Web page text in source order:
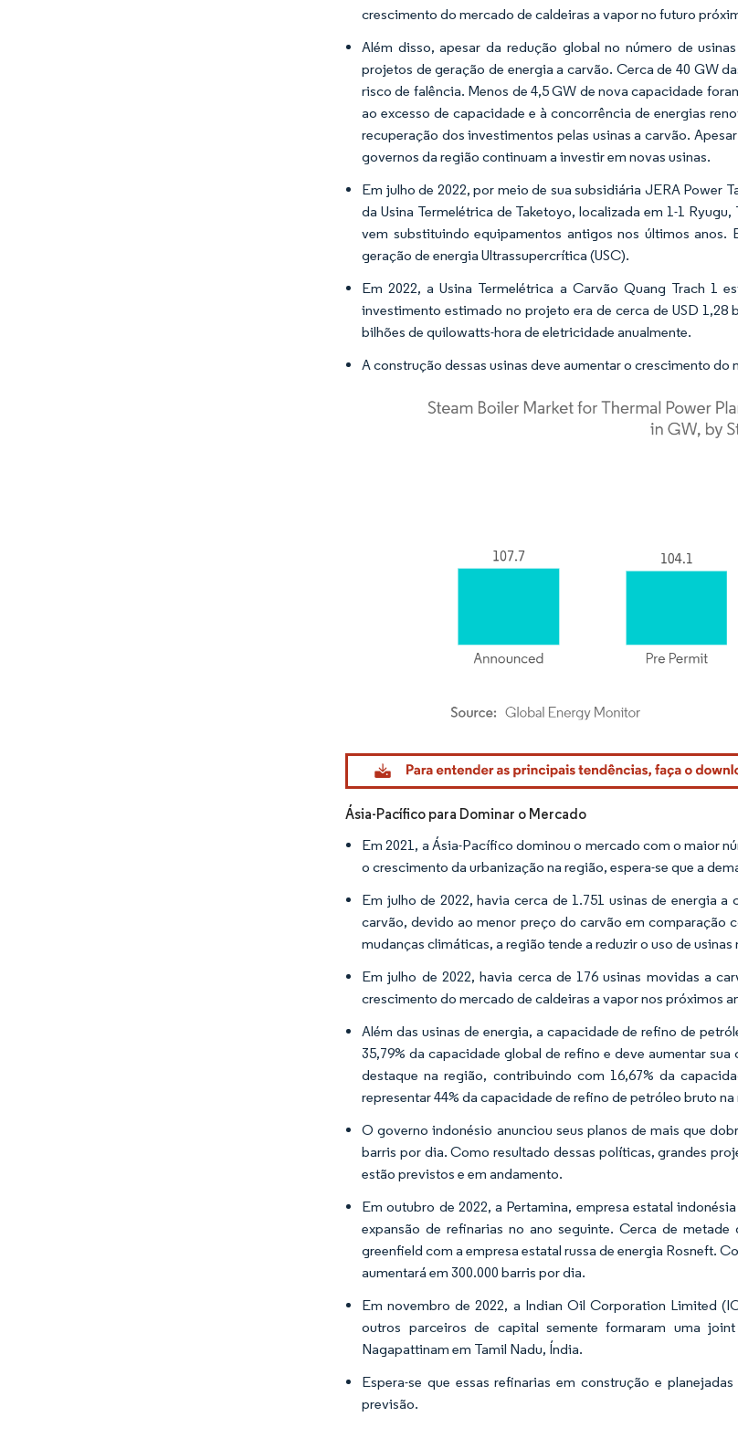
crescimento do mercado de caldeiras a vapor no futuro
Além disso, apesar da redução global no número de
projetos de geração de energia a carvão. Cerca de 40 GW
risco de falência. Menos de 4,5 GW de nova capacidade
ao excesso de capacidade e à concorrência de energias
recuperação dos investimentos pelas usinas a carvão.
governos da região continuam a investir em novas usinas.
Em julho de 2022, por meio de sua subsidiária JERA Power
da Usina Termelétrica de Taketoyo, localizada em 1-1
vem substituindo equipamentos antigos nos últimos
geração de energia Ultrassupercrítica (USC).
Em 2022, a Usina Termelétrica a Carvão Quang Trach 1
investimento estimado no projeto era de cerca de USD 1,28
bilhões de quilowatts-hora de eletricidade anualmente.
A construção dessas usinas deve aumentar o crescimento
Imagem © Mordor Intelligence. O reuso requer atribuição conforme CC BY 4.0.
Ásia-Pacífico para Dominar o Mercado
Em 2021, a Ásia-Pacífico dominou o mercado com o maior
o crescimento da urbanização na região, espera-se que a
Em julho de 2022, havia cerca de 1.751 usinas de energia
carvão, devido ao menor preço do carvão em comparação
mudanças climáticas, a região tende a reduzir o uso de
Em julho de 2022, havia cerca de 176 usinas movidas a
crescimento do mercado de caldeiras a vapor nos próximos
Além das usinas de energia, a capacidade de refino de
35,79% da capacidade global de refino e deve aumentar
destaque na região, contribuindo com 16,67% da
representar 44% da capacidade de refino de petróleo bruto na
O governo indonésio anunciou seus planos de mais que
barris por dia. Como resultado dessas políticas, grandes
estão previstos e em andamento.
Em outubro de 2022, a Pertamina, empresa estatal
expansão de refinarias no ano seguinte. Cerca de
greenfield com a empresa estatal russa de energia Rosneft.
aumentará em 300.000 barris por dia.
Em novembro de 2022, a Indian Oil Corporation Limited
outros parceiros de capital semente formaram uma
Nagapattinam em Tamil Nadu, Índia.
Espera-se que essas refinarias em construção e
previsão.